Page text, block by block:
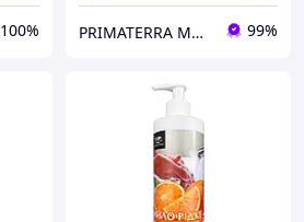
100% PRIMATERRA Миючі засоби 99%